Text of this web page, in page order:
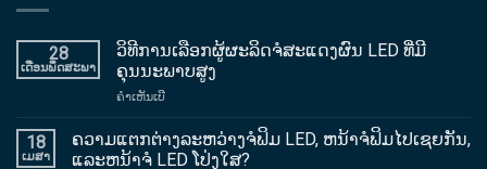
28
ເດືອນພຶດສະພາ
ວິທີການເລືອກຜູ້ຜະລິດຈໍສະແດງຜົນ LED ທີ່ມີ
ຄຸນນະພາບສູງ
ຄໍາເຫັນເບີສຸດ
ເລືອກ
ຜູ້
18
ເມສາ
ຄວາມແຕກຕ່າງລະຫວ່າງຈໍຟິມ LED, ຫນ້າຈໍຟິມໄປເຊຍກັນ,
ແລະຫນ້າຈໍ LED ໂປ່ງໃສ?